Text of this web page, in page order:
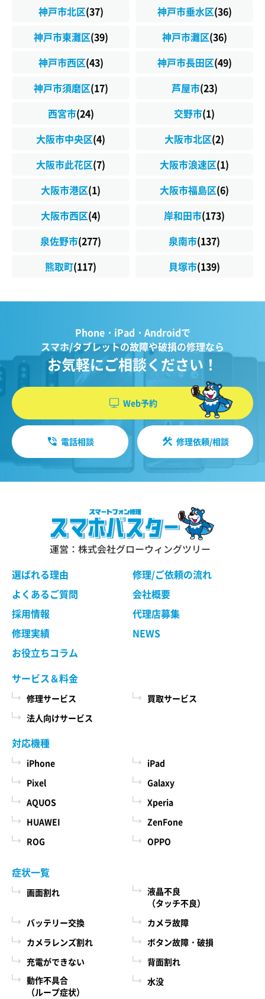
神戸市北区(37) 神戸市垂水区(36)
神戸市東灘区(39) 神戸市灘区(36)
神戸市西区(43) 神戸市長田区(49)
神戸市須磨区(17) 芦屋市(23)
西宮市(24) 交野市(1)
大阪市中央区(4) 大阪市北区(2)
大阪市此花区(7) 大阪市浪速区(1)
大阪市港区(1) 大阪市福島区(6)
大阪市西区(4) 岸和田市(173)
泉佐野市(277) 泉南市(137)
熊取町(117) 貝塚市(139)
Phone・iPad・Androidで
スマホ/タブレットの故障や破損の修理なら
お気軽にご相談ください！
Web予約
電話相談 修理依頼/相談
運営：株式会社グローウィングツリー
選ばれる理由
修理/ご依頼の流れ
よくあるご質問
会社概要
採用情報
代理店募集
修理実績
NEWS
お役立ちコラム
サービス＆料金
修理サービス
買取サービス
法人向けサービス
対応機種
iPhone
iPad
Pixel
Galaxy
AQUOS
Xperia
HUAWEI
ZenFone
ROG
OPPO
症状一覧
画面割れ
液晶不良
（タッチ不良）
バッテリー交換
カメラ故障
カメラレンズ割れ
ボタン故障・破損
充電ができない
背面割れ
動作不具合
（ループ症状）
水没